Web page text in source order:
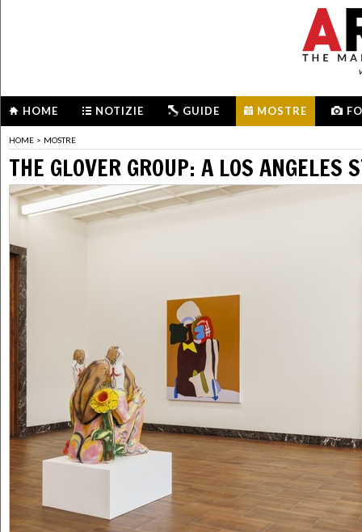
HOME NOTIZIE GUIDE MOSTRE
HOME > MOSTRE
THE GLOVER GROUP: A LOS ANGELES